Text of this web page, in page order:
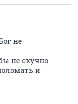
не
не скучно
и